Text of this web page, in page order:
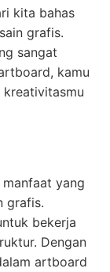
kita bahas
grafis.
sangat
kamu
kreativitasmu
yang
grafis.
bekerja
Dengan
artboard